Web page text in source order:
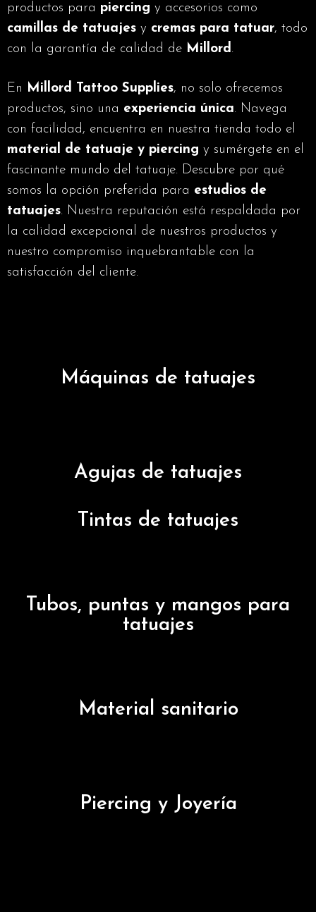
productos para piercing y accesorios como
camillas de tatuajes y cremas para tatuar, todo
con la garantía de calidad de Millord .
En Millord Tattoo Supplies, no solo ofrecemos
productos, sino una experiencia única. Navega
con facilidad, encuentra en nuestra tienda todo el
material de tatuaje y piercing y sumérgete en el
fascinante mundo del tatuaje. Descubre por qué
somos la opción preferida para estudios de
tatuajes. Nuestra reputación está respaldada por
la calidad excepcional de nuestros productos y
nuestro compromiso inquebrantable con la
satisfacción del cliente.
Máquinas de tatuajes
Agujas de tatuajes
Tintas de tatuajes
Tubos, puntas y mangos para
tatuajes
Material sanitario
Piercing y Joyería